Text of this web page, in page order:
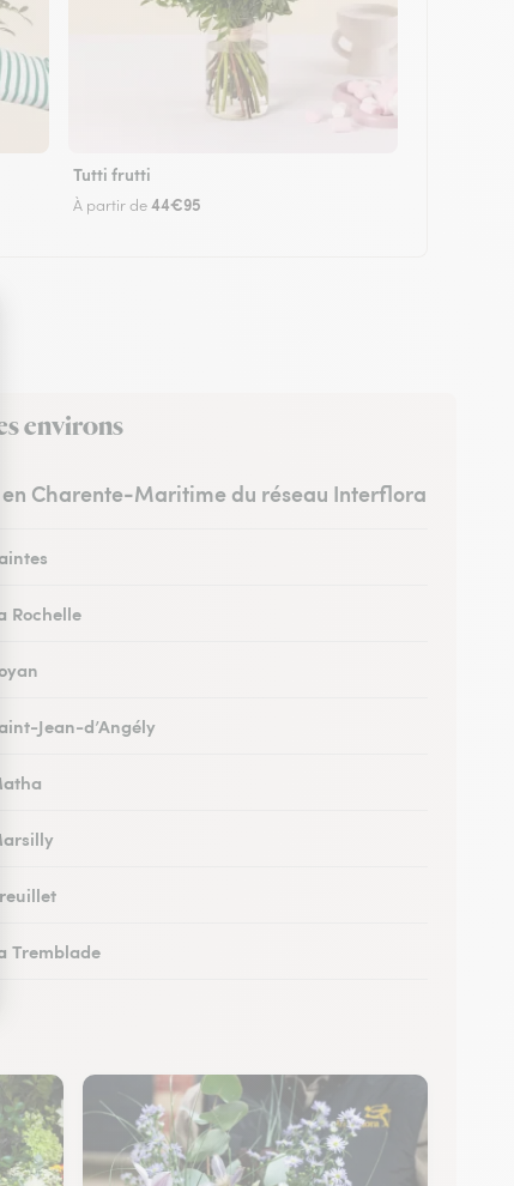
Tutti frutti
À partir de44€95
environs
Charente-Maritime du réseau Interflora
Rochelle
Jean-d’Angély
Tremblade